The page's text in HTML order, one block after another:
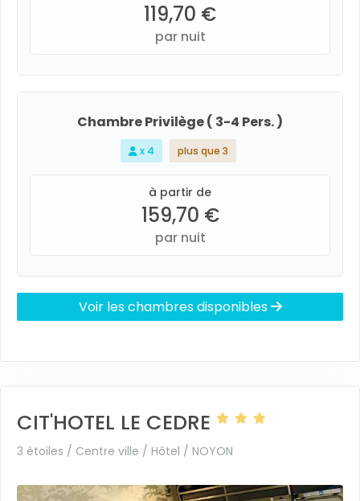
119,70 €
par nuit
Chambre Privilège ( 3-4 Pers. )
x 4 plus que 3
à partir de
159,70 €
par nuit
Voir les chambres disponibles
CIT'HOTEL LE CEDRE
3 étoiles / Centre ville / Hôtel / NOYON